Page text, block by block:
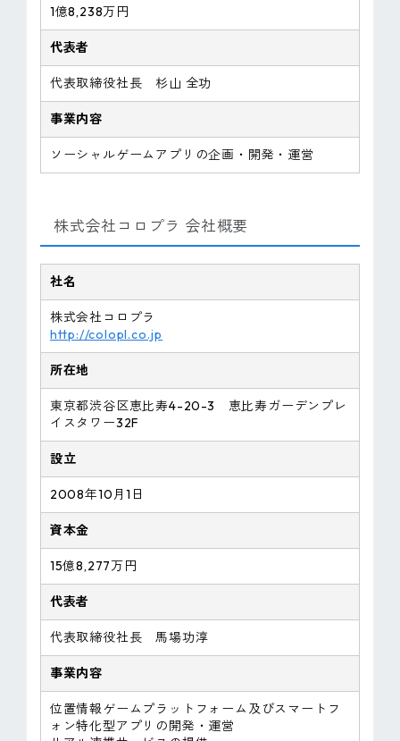
1億8,238万円
代表者
代表取締役社長 杉山 全功
事業内容
ソーシャルゲームアプリの企画・開発・運営
株式会社コロプラ 会社概要
社名
株式会社コロプラ
http://colopl.co.jp
所在地
東京都渋谷区恵比寿4-20-3 恵比寿ガーデンプレ
イスタワー32F
設立
2008年10月1日
資本金
15億8,277万円
代表者
代表取締役社長 馬場功淳
事業内容
位置情報ゲームプラットフォーム及びスマートフ
ォン特化型アプリの開発・運営